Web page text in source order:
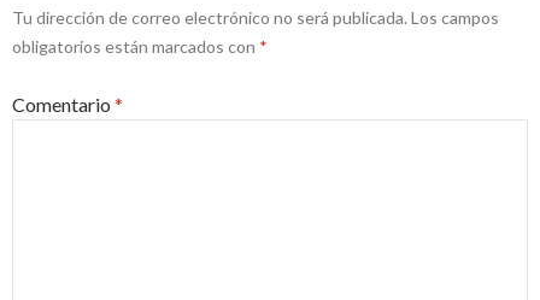
Tu dirección de correo electrónico no será publicada. Los campos
obligatorios están marcados con *
Comentario *